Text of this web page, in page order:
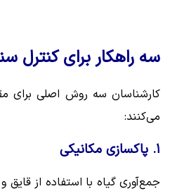
سه راهکار برای کنترل
کارشناسان سه روش اصلی برای
می‌کنند:
۱. پاکسازی مکانیکی
جمع‌آوری گیاه با استفاده از